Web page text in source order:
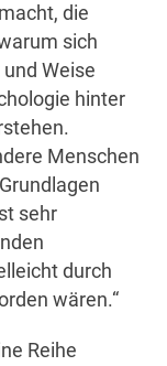
die
sich
Weise
hinter
Menschen
sehr
durch
wären.“
Reihe